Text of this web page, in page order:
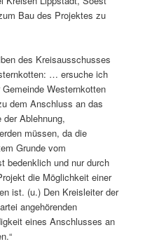
Bau des Projektes zu
des Kreisausschusses
… ersuche ich
Westernkotten
dem Anschluss an das
Ablehnung,
müssen, da die
Grunde vom
bedenklich und nur durch
die Möglichkeit einer
ist. (u.) Den Kreisleiter der
angehörenden
eines Anschlusses an